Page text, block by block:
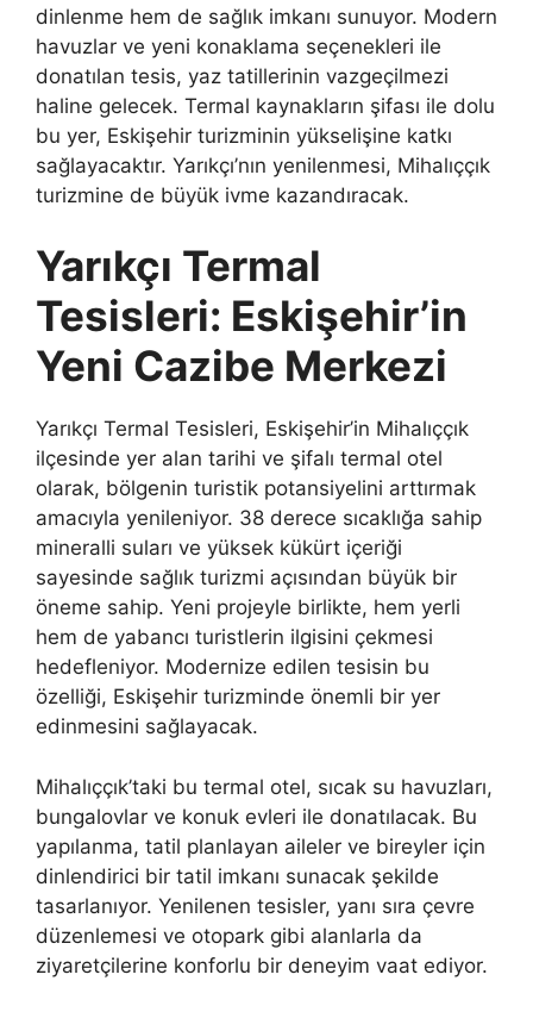
dinlenme hem de sağlık imkanı sunuyor. Modern
havuzlar ve yeni konaklama seçenekleri ile
donatılan tesis, yaz tatillerinin vazgeçilmezi
haline gelecek. Termal kaynakların şifası ile dolu
bu yer, Eskişehir turizminin yükselişine katkı
sağlayacaktır. Yarıkçı’nın yenilenmesi, Mihalıççık
turizmine de büyük ivme kazandıracak.
Yarıkçı Termal
Tesisleri: Eskişehir’in
Yeni Cazibe Merkezi
Yarıkçı Termal Tesisleri, Eskişehir’in Mihalıççık
ilçesinde yer alan tarihi ve şifalı termal otel
olarak, bölgenin turistik potansiyelini arttırmak
amacıyla yenileniyor. 38 derece sıcaklığa sahip
mineralli suları ve yüksek kükürt içeriği
sayesinde sağlık turizmi açısından büyük bir
öneme sahip. Yeni projeyle birlikte, hem yerli
hem de yabancı turistlerin ilgisini çekmesi
hedefleniyor. Modernize edilen tesisin bu
özelliği, Eskişehir turizminde önemli bir yer
edinmesini sağlayacak.
Mihalıççık’taki bu termal otel, sıcak su havuzları,
bungalovlar ve konuk evleri ile donatılacak. Bu
yapılanma, tatil planlayan aileler ve bireyler için
dinlendirici bir tatil imkanı sunacak şekilde
tasarlanıyor. Yenilenen tesisler, yanı sıra çevre
düzenlemesi ve otopark gibi alanlarla da
ziyaretçilerine konforlu bir deneyim vaat ediyor.